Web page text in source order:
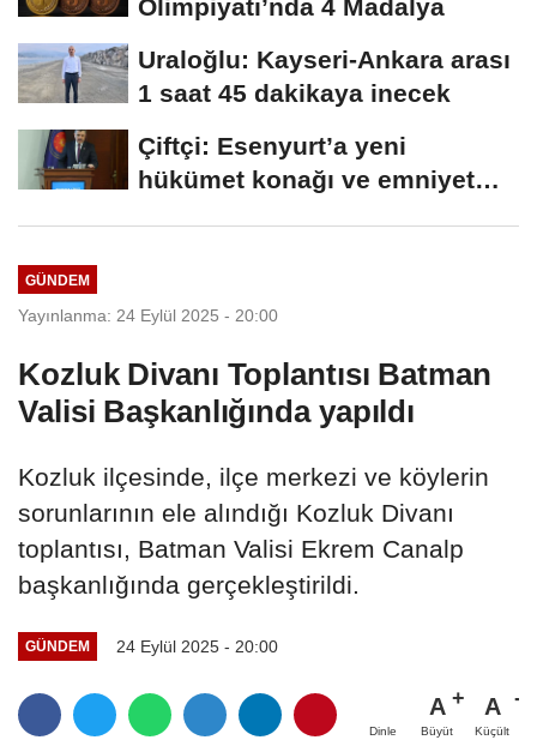
Olimpiyatı’nda 4 Madalya
Uraloğlu: Kayseri-Ankara arası
1 saat 45 dakikaya inecek
Çiftçi: Esenyurt’a yeni
hükümet konağı ve emniyet
GÜNDEM
Yayınlanma: 24 Eylül 2025 - 20:00
Kozluk Divanı Toplantısı Batman
Valisi Başkanlığında yapıldı
Kozluk ilçesinde, ilçe merkezi ve köylerin
sorunlarının ele alındığı Kozluk Divanı
toplantısı, Batman Valisi Ekrem Canalp
başkanlığında gerçekleştirildi.
GÜNDEM 24 Eylül 2025 - 20:00
Dinle
A
Büyüt
A
Küçült